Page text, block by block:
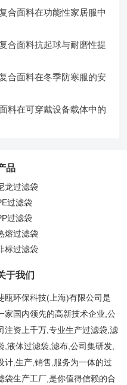
合面料在功能性家居服中
合面料抗起球与耐磨性提
合面料在冬季防寒服的安
料在可穿戴设备载体中的
品
龙过滤袋
过滤袋
过滤袋
熔过滤袋
标过滤袋
于我们
瓯环保科技(上海)有限公司是
家国内领先的高新技术企业,公
注资上千万,专业生产过滤袋,滤
,液体过滤袋,滤布,公司集研发,
计,生产,销售,服务为一体的过
袋生产工厂,是你值得信赖的合